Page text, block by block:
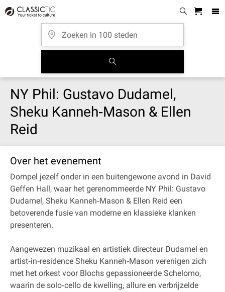
NY Phil: Gustavo Dudamel,
Sheku Kanneh‐Mason & Ellen
Reid
Over het evenement
Dompel jezelf onder in een buitengewone avond in David
Geffen Hall, waar het gerenommeerde NY Phil: Gustavo
Dudamel, Sheku Kanneh‐Mason & Ellen Reid een
betoverende fusie van moderne en klassieke klanken
presenteren.
Aangewezen muzikaal en artistiek directeur Dudamel en
artist‐in‐residence Sheku Kanneh‐Mason verenigen zich
met het orkest voor Blochs gepassioneerde Schelomo,
waarin de solo‐cello de kwelling, allure en verbrijzelde